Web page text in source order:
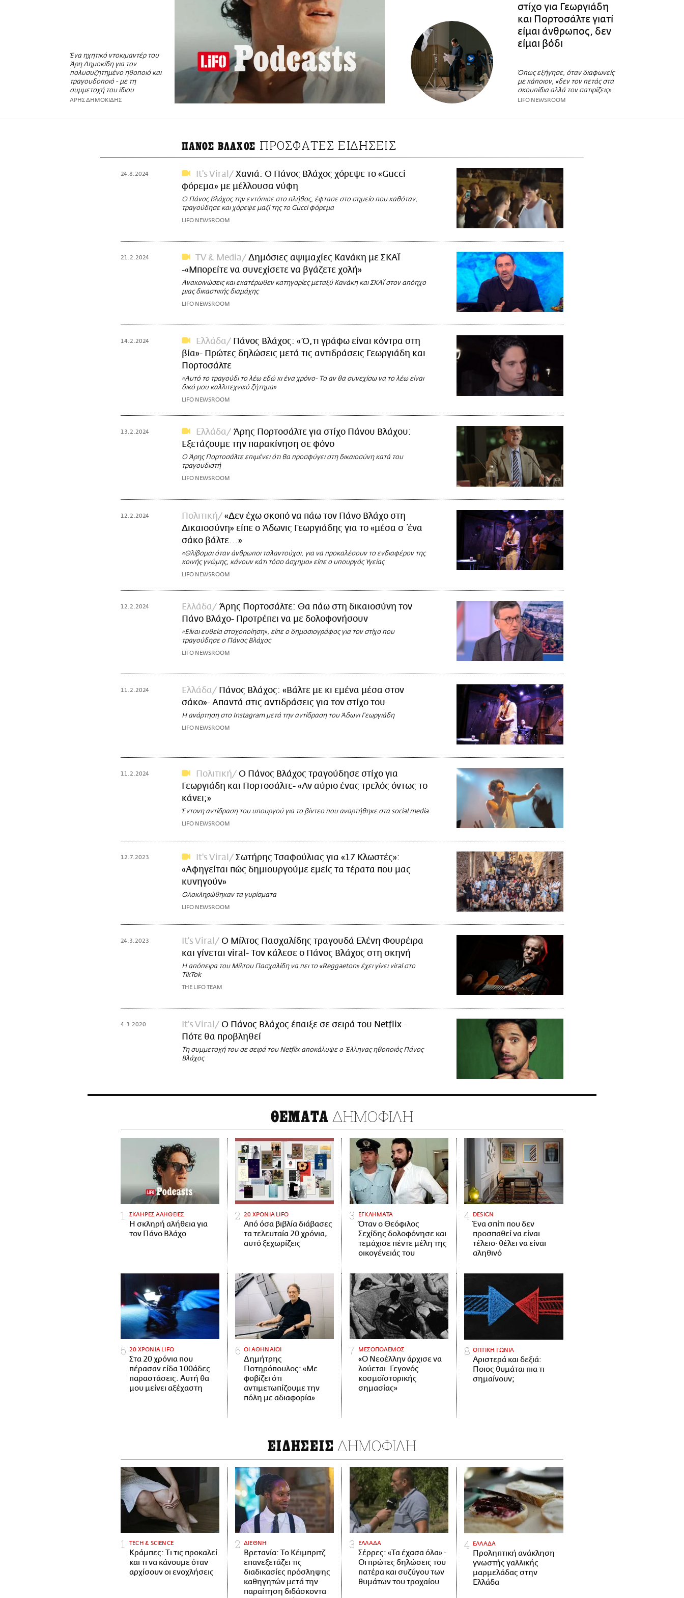
Ένα ηχητικό ντοκιμαντέρ του
Άρη Δημοκίδη για τον
πολυσυζητημένο ηθοποιό και
τραγουδοποιό - με τη
συμμετοχή του ίδιου
ΑΡΗΣ ΔΗΜΟΚΙΔΗΣ
στίχο για Γεωργιάδη
και Πορτοσάλτε γιατί
είμαι άνθρωπος, δεν
είμαι βόδι
Όπως εξήγησε, όταν διαφωνείς
με κάποιον, «δεν τον πετάς στα
σκουπίδια αλλά τον σατιρίζεις»
LIFO NEWSROOM
ΠΑΝΟΣ ΒΛΑΧΟΣ ΠΡΟΣΦΑΤΕΣ ΕΙΔΗΣΕΙΣ
24.8.2024 It's Viral
Χανιά: Ο Πάνος Βλάχος χόρεψε το «Gucci
φόρεμα» με μέλλουσα νύφη
Ο Πάνος Βλάχος την εντόπισε στο πλήθος, έφτασε στο σημείο που καθόταν,
τραγούδησε και χόρεψε μαζί της το Gucci φόρεμα
LIFO NEWSROOM
21.2.2024 TV & Media
Δημόσιες αψιμαχίες Κανάκη με ΣΚΑΪ
-«Μπορείτε να συνεχίσετε να βγάζετε χολή»
Ανακοινώσεις και εκατέρωθεν κατηγορίες μεταξύ Κανάκη και ΣΚΑΪ στον απόηχο
μιας δικαστικής διαμάχης
LIFO NEWSROOM
14.2.2024 Ελλάδα
Πάνος Βλάχος: «Ό,τι γράφω είναι κόντρα στη
βία»- Πρώτες δηλώσεις μετά τις αντιδράσεις Γεωργιάδη και
Πορτοσάλτε
«Αυτό το τραγούδι το λέω εδώ κι ένα χρόνο- Το αν θα συνεχίσω να το λέω είναι
δικό μου καλλιτεχνικό ζήτημα»
LIFO NEWSROOM
13.2.2024 Ελλάδα
Άρης Πορτοσάλτε για στίχο Πάνου Βλάχου:
Εξετάζουμε την παρακίνηση σε φόνο
Ο Άρης Πορτοσάλτε επιμένει ότι θα προσφύγει στη δικαιοσύνη κατά του
τραγουδιστή
LIFO NEWSROOM
12.2.2024 Πολιτική
«Δεν έχω σκοπό να πάω τον Πάνο Βλάχο στη
Δικαιοσύνη» είπε ο Άδωνις Γεωργιάδης για το «μέσα σ΄ένα
σάκο βάλτε...»
«Θλίβομαι όταν άνθρωποι ταλαντούχοι, για να προκαλέσουν το ενδιαφέρον της
κοινής γνώμης, κάνουν κάτι τόσο άσχημο» είπε ο υπουργός Υγείας
LIFO NEWSROOM
12.2.2024 Ελλάδα
Άρης Πορτοσάλτε: Θα πάω στη δικαιοσύνη τον
Πάνο Βλάχο- Προτρέπει να με δολοφονήσουν
«Είναι ευθεία στοχοποίηση», είπε ο δημοσιογράφος για τον στίχο που
τραγούδησε ο Πάνος Βλάχος
LIFO NEWSROOM
11.2.2024 Ελλάδα
Πάνος Βλάχος: «Βάλτε με κι εμένα μέσα στον
σάκο»- Απαντά στις αντιδράσεις για τον στίχο του
Η ανάρτηση στο Instagram μετά την αντίδραση του Άδωνι Γεωργιάδη
LIFO NEWSROOM
11.2.2024 Πολιτική
Ο Πάνος Βλάχος τραγούδησε στίχο για
Γεωργιάδη και Πορτοσάλτε- «Αν αύριο ένας τρελός όντως το
κάνει;»
Έντονη αντίδραση του υπουργού για το βίντεο που αναρτήθηκε στα social media
LIFO NEWSROOM
12.7.2023 It's Viral
Σωτήρης Τσαφούλιας για «17 Κλωστές»:
«Αφηγείται πώς δημιουργούμε εμείς τα τέρατα που μας
κυνηγούν»
Ολοκληρώθηκαν τα γυρίσματα
LIFO NEWSROOM
24.3.2023 It's Viral
Ο Μίλτος Πασχαλίδης τραγουδά Ελένη Φουρέιρα
και γίνεται viral- Τον κάλεσε ο Πάνος Βλάχος στη σκηνή
Η απόπειρα του Μίλτου Πασχαλίδη να πει το «Reggaeton» έχει γίνει viral στο
TikTok
THE LIFO TEAM
4.3.2020 It's Viral
Ο Πάνος Βλάχος έπαιξε σε σειρά του Netflix -
Πότε θα προβληθεί
Τη συμμετοχή του σε σειρά του Netflix αποκάλυψε ο Έλληνας ηθοποιός Πάνος
Βλάχος
ΘΕΜΑΤΑ ΔΗΜΟΦΙΛΗ
ΣΚΛΗΡΕΣ ΑΛΗΘΕΙΕΣ
H σκληρή αλήθεια για
τον Πάνο Βλάχο
20 ΧΡΟΝΙΑ LIFO
Από όσα βιβλία διάβασες
τα τελευταία 20 χρόνια,
αυτό ξεχωρίζεις
ΕΓΚΛΗΜΑΤΑ
Όταν ο Θεόφιλος
Σεχίδης δολοφόνησε και
τεμάχισε πέντε μέλη της
οικογένειάς του
DESIGN
Ένα σπίτι που δεν
προσπαθεί να είναι
τέλειο· θέλει να είναι
αληθινό
20 ΧΡΟΝΙΑ LIFO
Στα 20 χρόνια που
πέρασαν είδα 100άδες
παραστάσεις. Αυτή θα
μου μείνει αξέχαστη
ΟΙ ΑΘΗΝΑΙΟΙ
Δημήτρης
Ποτηρόπουλος: «Με
φοβίζει ότι
αντιμετωπίζουμε την
πόλη με αδιαφορία»
ΜΕΣΟΠΟΛΕΜΟΣ
«Ο Νεοέλλην άρχισε να
λούεται. Γεγονός
κοσμοϊστορικής
σημασίας»
ΟΠΤΙΚΗ ΓΩΝΙΑ
Αριστερά και δεξιά:
Ποιος θυμάται πια τι
σημαίνουν;
ΕΙΔΗΣΕΙΣ ΔΗΜΟΦΙΛΗ
ΤECH & SCIENCE
Κράμπες: Τι τις προκαλεί
και τι να κάνουμε όταν
αρχίσουν οι ενοχλήσεις
ΔΙΕΘΝΗ
Βρετανία: Το Κέιμπριτζ
επανεξετάζει τις
διαδικασίες πρόσληψης
καθηγητών μετά την
παραίτηση διδάσκοντα
ΕΛΛΑΔΑ
Σέρρες: «Τα έχασα όλα» -
Οι πρώτες δηλώσεις του
πατέρα και συζύγου των
θυμάτων του τροχαίου
ΕΛΛΑΔΑ
Προληπτική ανάκληση
γνωστής γαλλικής
μαρμελάδας στην
Ελλάδα